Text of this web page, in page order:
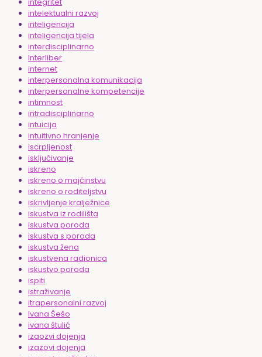
intelektualni razvoj
inteligencija
inteligencija tijela
interdisciplinarno
Interliber
internet
interpersonalna komunikacija
interpersonalne kompetencije
intimnost
intradisciplinarno
intuicija
intuitivno hranjenje
iscrpljenost
isključivanje
iskreno
iskreno o majčinstvu
iskreno o roditeljstvu
iskrivljenje kralježnice
iskustva iz rodilišta
iskustva poroda
iskustva s poroda
iskustva žena
iskustvena radionica
iskustvo poroda
ispiti
istraživanje
itrapersonalni razvoj
Ivana Šešo
ivana štulić
izaozvi dojenja
izazovi dojenja